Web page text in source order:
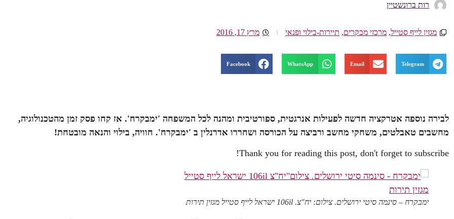
רות ברונשטיין
מגזין לייף סטייל, מרכזי מבקרים, תיירות-בילוי ופנאי מרץ 17, 2016
Telegram
Email
WhatsApp
Facebook
לבירה נוספה אטרקציה חדשה לפעילות אנרגטית, ספורטיבית ומהנה לכל המשפחה 'ימבקרח'. אז קחו פסק זמן מהטכנולוגיה,
מחשבים טאבלטים, משחקי מחשב ורביצה על הכורסה ושחררו אדרנלין ב 'ימבקרח'. חוויה, בילוי והנאה מובטחת!
Thank you for reading this post, don't forget to subscribe!
ימבקרח – סינמה סיטי ירושלים. צילום: יח"צ. 106il ישראל לייף סטייל מגזין תירות